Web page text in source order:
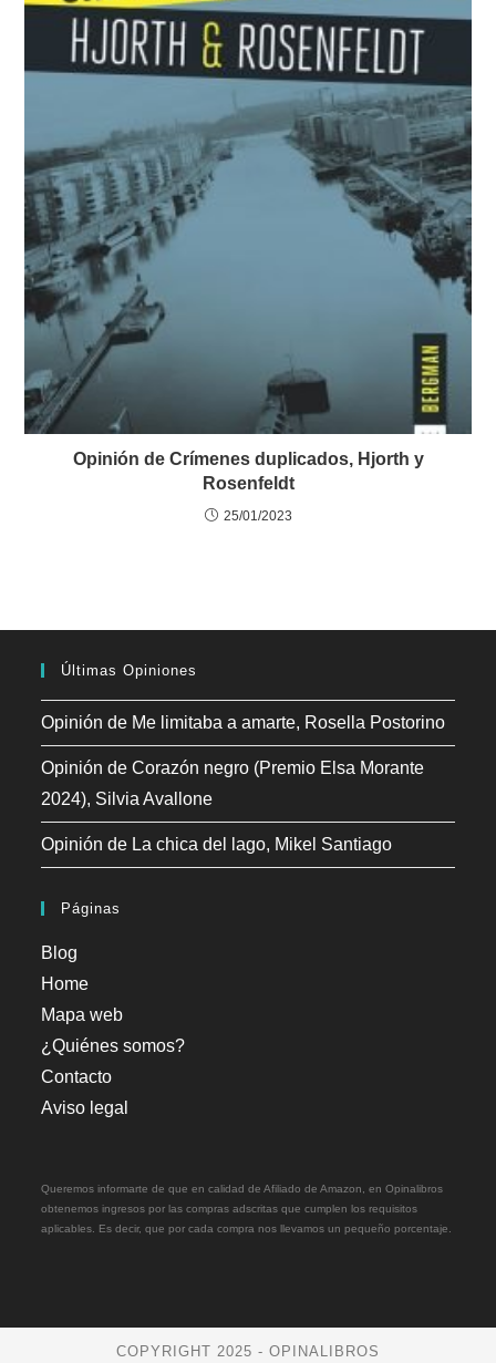
Opinión de Crímenes duplicados, Hjorth y
Rosenfeldt
25/01/2023
Últimas Opiniones
Opinión de Me limitaba a amarte, Rosella Postorino
Opinión de Corazón negro (Premio Elsa Morante
2024), Silvia Avallone
Opinión de La chica del lago, Mikel Santiago
Páginas
Blog
Home
Mapa web
¿Quiénes somos?
Contacto
Aviso legal
Queremos informarte de que en calidad de Afiliado de Amazon, en Opinalibros
obtenemos ingresos por las compras adscritas que cumplen los requisitos
aplicables. Es decir, que por cada compra nos llevamos un pequeño porcentaje.
COPYRIGHT 2025 - OPINALIBROS